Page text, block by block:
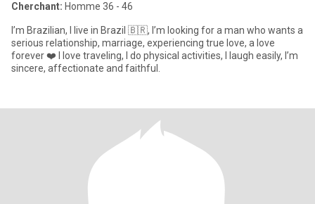
Cherchant: Homme 36 - 46
I’m Brazilian, I live in Brazil 🇧🇷, I’m looking for a man who wants a
serious relationship, marriage, experiencing true love, a love
forever ❤️ I love traveling, I do physical activities, I laugh easily, I’m
sincere, affectionate and faithful.